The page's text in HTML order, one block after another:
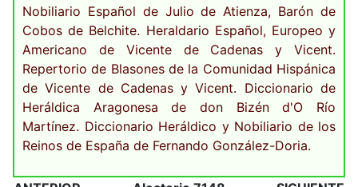
Nobiliario Español de Julio de Atienza, Barón de
Cobos de Belchite. Heraldario Español, Europeo y
Americano de Vicente de Cadenas y Vicent.
Repertorio de Blasones de la Comunidad Hispánica
de Vicente de Cadenas y Vicent. Diccionario de
Heráldica Aragonesa de don Bizén d'O Río
Martínez. Diccionario Heráldico y Nobiliario de los
Reinos de España de Fernando González-Doria.